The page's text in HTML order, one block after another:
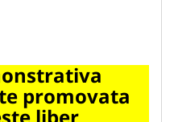
promovata
liber